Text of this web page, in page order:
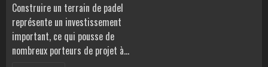
Construire un terrain de padel
représente un investissement
important, ce qui pousse de
nombreux porteurs de projet à…